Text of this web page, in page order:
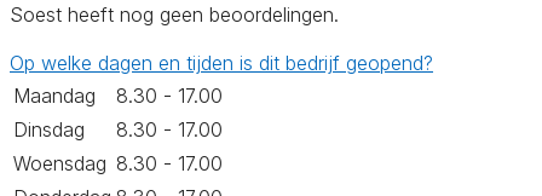
Soest heeft nog geen beoordelingen.
Op welke dagen en tijden is dit bedrijf geopend?
Maandag
8.30 - 17.00
Dinsdag
8.30 - 17.00
Woensdag 8.30 - 17.00